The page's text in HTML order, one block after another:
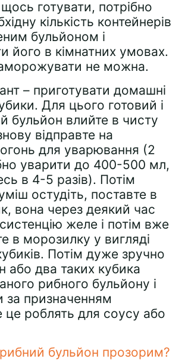
готувати, потрібно
кількість контейнерів
бульйоном і
його в кімнатних умовах.
не можна.
– приготувати домашні
Для цього готовий і
бульйон влийте в чисту
відправте на
для уварювання (2
уварити до 400-500 мл,
в 4-5 разів). Потім
остудіть, поставте в
вона через деякий час
желе і потім вже
в морозилку у вигляді
Потім дуже зручно
або два таких кубика
рибного бульйону і
за призначенням
це роблять для соусу або
бульйон прозорим?